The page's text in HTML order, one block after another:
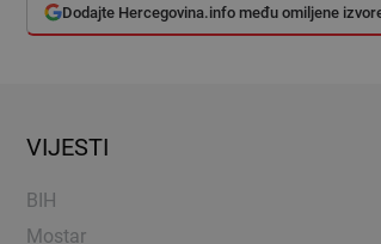
Dodajte Hercegovina.info među omiljene
VIJESTI
BIH
Mostar